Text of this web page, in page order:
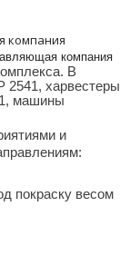
компания
В
2541, харвестеры
машины
и
покраску весом